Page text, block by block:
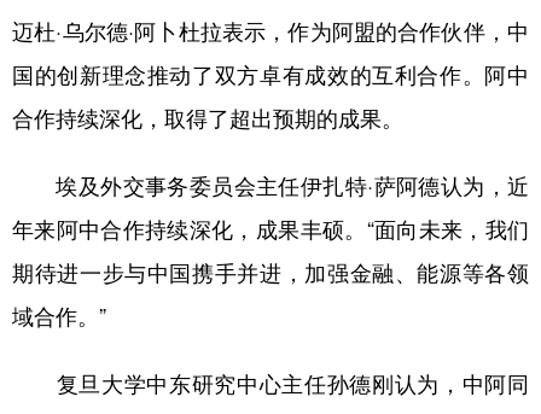
迈杜·乌尔德·阿卜杜拉表示，作为阿盟的合作伙伴，中
国的创新理念推动了双方卓有成效的互利合作。阿中
合作持续深化，取得了超出预期的成果。
埃及外交事务委员会主任伊扎特·萨阿德认为，近
年来阿中合作持续深化，成果丰硕。“面向未来，我们
期待进一步与中国携手并进，加强金融、能源等各领
域合作。”
复旦大学中东研究中心主任孙德刚认为，中阿同